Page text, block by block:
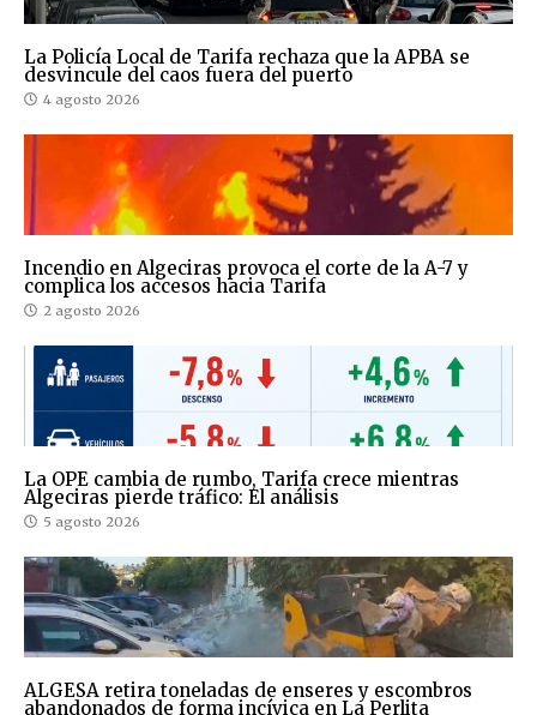
La Policía Local de Tarifa rechaza que la APBA se
desvincule del caos fuera del puerto
4 agosto 2026
Incendio en Algeciras provoca el corte de la A-7 y
complica los accesos hacia Tarifa
2 agosto 2026
La OPE cambia de rumbo, Tarifa crece mientras
Algeciras pierde tráfico: El análisis
5 agosto 2026
ALGESA retira toneladas de enseres y escombros
abandonados de forma incívica en La Perlita